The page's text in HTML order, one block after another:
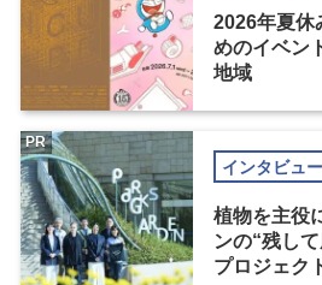
2026年夏休
めのイベン
地域
インタビュー
植物を主役
ンの“残し
プロジェク
PR